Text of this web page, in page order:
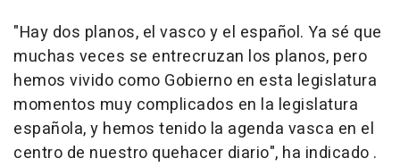
"Hay dos planos, el vasco y el español. Ya sé que
muchas veces se entrecruzan los planos, pero
hemos vivido como Gobierno en esta legislatura
momentos muy complicados en la legislatura
española, y hemos tenido la agenda vasca en el
centro de nuestro quehacer diario", ha indicado .